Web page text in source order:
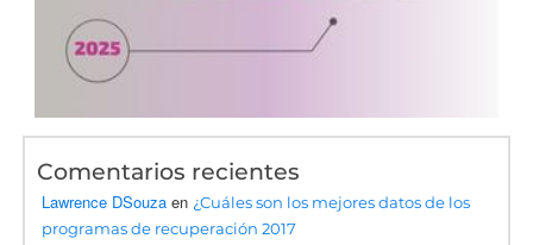
Comentarios recientes
Lawrence DSouza en ¿Cuáles son los mejores datos de los
programas de recuperación 2017